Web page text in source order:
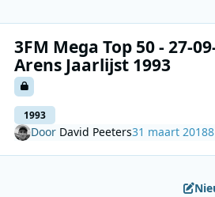
3FM Mega Top 50 - 27-
Arens Jaarlijst 1993
1993
Door David Peeters31 maart 2018